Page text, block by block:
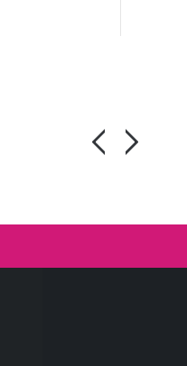
Chlapi, moc
Honza Pánka,